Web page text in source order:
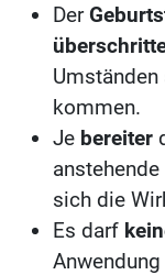
Der
kommen.
Je bereiter
sich die
Es darf